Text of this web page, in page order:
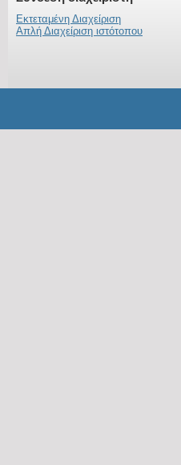
Εκτεταμένη Διαχείριση
Απλή Διαχείριση ιστότοπου